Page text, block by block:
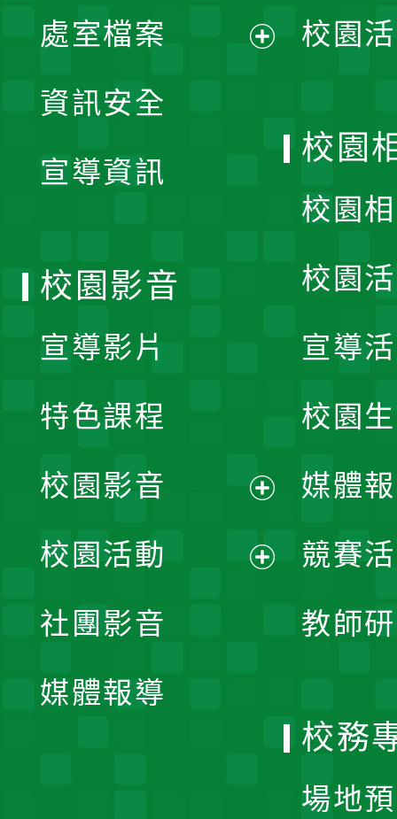
單
處室檔案
資訊安全
宣導資訊
校園
校園
校園
校園
宣導
校園
媒體
競賽
教師
校園影音
宣導影片
特色課程
校園影音
開
校園活動
社團影音
媒體報導
校務
場地